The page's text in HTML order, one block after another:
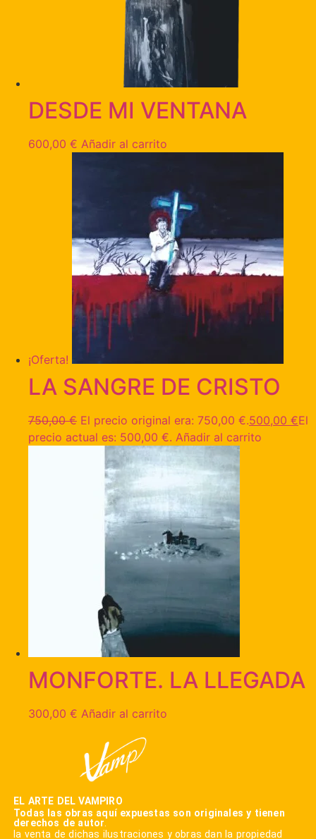
DESDE MI VENTANA
600,00 € Añadir al carrito
¡Oferta!
LA SANGRE DE CRISTO
750,00€ El precio original era: 750,00 €.500,00 €El
precio actual es: 500,00 €. Añadir al carrito
MONFORTE. LA LLEGADA
300,00 € Añadir al carrito
EL ARTE DEL VAMPIRO
Todas las obras aquí expuestas son originales y tienen
derechos de autor
la venta de dichas ilustraciones y obras dan la propiedad